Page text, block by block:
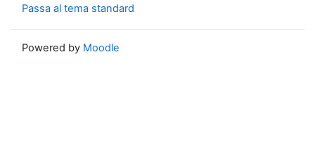
Passa al tema standard
Powered by Moodle